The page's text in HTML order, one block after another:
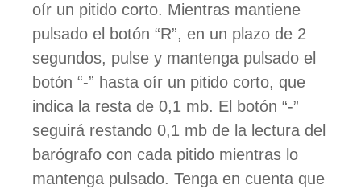
oír un pitido corto. Mientras mantiene
pulsado el botón “R”, en un plazo de 2
segundos, pulse y mantenga pulsado el
botón “-” hasta oír un pitido corto, que
indica la resta de 0,1 mb. El botón “-”
seguirá restando 0,1 mb de la lectura del
barógrafo con cada pitido mientras lo
mantenga pulsado. Tenga en cuenta que